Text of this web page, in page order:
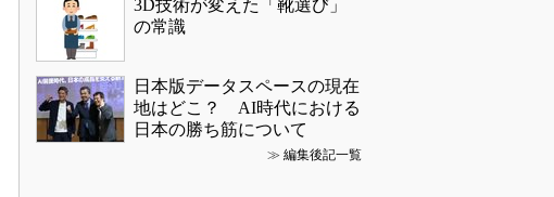
3D技術が変えた「靴選び」
の常識
日本版データスペースの現在
地はどこ？ AI時代における
日本の勝ち筋について
≫ 編集後記一覧